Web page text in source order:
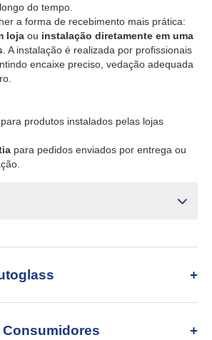
do tempo.
a forma de recebimento mais prática:
loja ou instalação diretamente em uma
. A instalação é realizada por profissionais
encaixe preciso, vedação adequada
para produtos instalados pelas lojas
para pedidos enviados por entrega ou